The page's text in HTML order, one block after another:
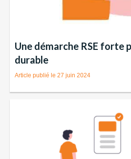
Une démarche RSE forte
durable
27 juin 2024